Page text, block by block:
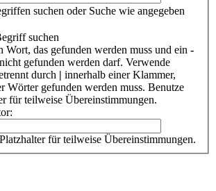
suchen oder Suche wie angegeben
suchen
Wort, das gefunden werden muss und ein -
gefunden werden darf. Verwende
durch | innerhalb einer Klammer,
Wörter gefunden werden muss. Benutze
für teilweise Übereinstimmungen.
für teilweise Übereinstimmungen.